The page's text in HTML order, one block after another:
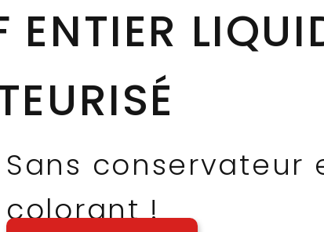
Sans conservateur
colorant !